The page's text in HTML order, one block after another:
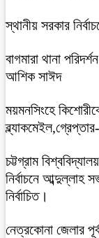
স্থানীয় সরকার
বাগমারা থানা
আশিক সাঈদ
ময়মনসিংহে
চট্টগ্রাম
নির্বাচনে
নির্বাচিত।
নেত্রকোনা জেলার